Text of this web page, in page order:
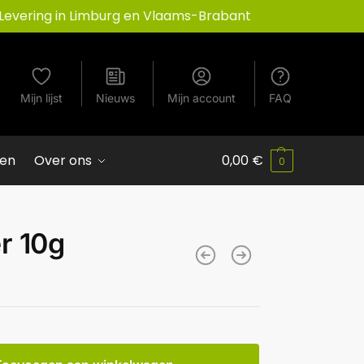
Levering in Limburg en Vlaams-Brabant
Mijn lijst Nieuws Mijn account FAQ
Over ons 0,00 € 0
10g